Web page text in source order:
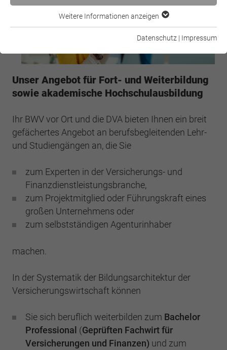
Unser Angebot für Fort- und Weiterbildung
sowie akademische Hochschulausbildung
Ihr BWV vor Ort und die DVA bieten Ihnen ein breit
gefächertes Angebot an berufsbegleitenden Lehr-
und Studiengängen an, die Sie
zum Experten in der Versicherungs- und
Finanzdienstleistungsbranche,
zum Projektmitglied oder Führungskraft eines
großen Unternehmens oder
zum selbstständigen Agenturinhaber
machen.
In der Systematik der Bildungsarchitektur der
Versicherungswirtschaft können
Sie sich beruflich weiterbilden zum Bachelor
Professional (Geprüften Fachwirt für
Versicherungen und Finanzen) und zum
Essenzielle Cookies werden für grundlegende Funktionen der
Webseite einwandfrei funktioniert.
Name cookie_optin
Laufzeit 1 Jahr
Dieses Cookie wird verwendet, um Ihre
speichern.
Name SgCookieOptin.lastPreferences
Anbieter BWV Berlin Brandenburg
Laufzeit
Dieser Wert speichert Ihre Consent-
Einstellungen. Unter anderem eine zufällig
generierte ID, für die historische
Einstellungen, falls der Webseiten-Betreiber
dies eingestellt hat.
Cookie-Informationen anzeigen
Name _ga
Google Analytics
Laufzeit 2 Jahre
Zweck
Registriert eine eindeutige ID, die verwendet
wird, um statistische Daten dazu, wie der
Besucher die Website nutzt, zu generieren.
Name
Anbieter Google Analytics
Zweck
Sammelt Daten dazu, wie oft ein Benutzer
eine Website besucht hat, sowie Daten für
den ersten und letzten Besuch. Von Google
Cookie-Informationen anzeigen
Weitere Informationen anzeigen
Datenschutz | Impressum